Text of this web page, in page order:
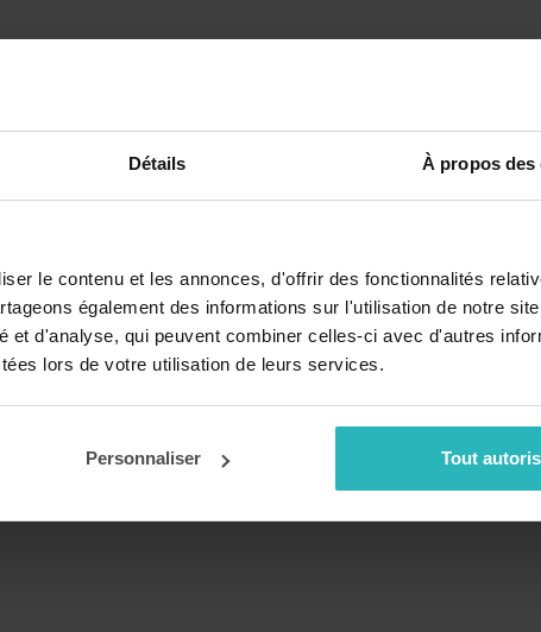
Détails À propos des
le contenu et les annonces, d'offrir des fonctionnalités
également des informations sur l'utilisation de notre
et d'analyse, qui peuvent combiner celles-ci avec d'autres
lors de votre utilisation de leurs services.
Personnaliser Tout